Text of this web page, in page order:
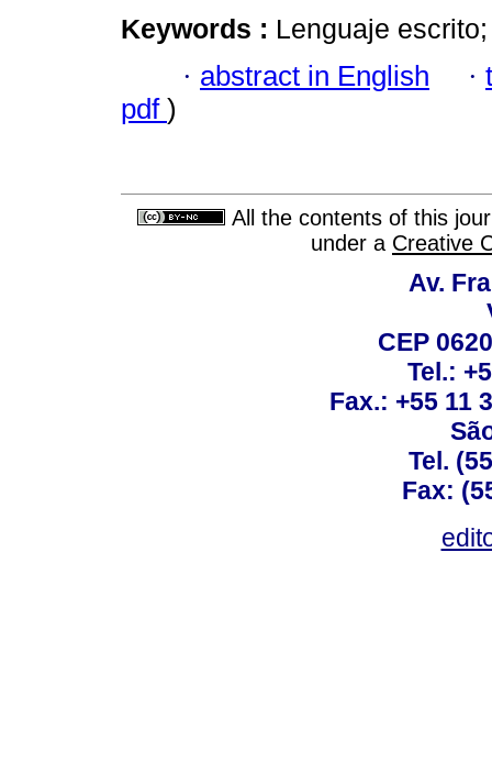
Keywords : Lenguaje
· abstract in English ·
pdf )
All the contents of this
under a Creative
Av.
CEP
Tel.:
Fax.: +55 11
Tel.
Fax: